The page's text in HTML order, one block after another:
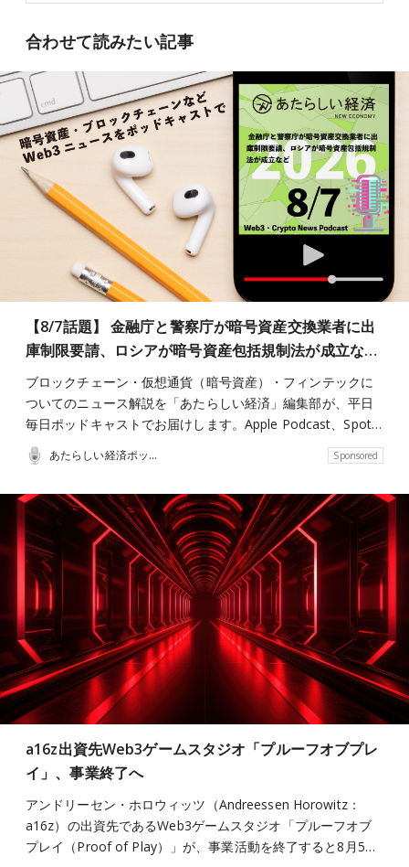
合わせて読みたい記事
【8/7話題】 金融庁と警察庁が暗号資産交換業者に出
庫制限要請、ロシアが暗号資産包括規制法が成立な…
ブロックチェーン・仮想通貨（暗号資産）・フィンテックに
ついてのニュース解説を「あたらしい経済」編集部が、平日
毎日ポッドキャストでお届けします。Apple Podcast、Spot…
あたらしい経済ポッドキャスト Sponsored
a16z出資先Web3ゲームスタジオ「プルーフオブプレ
イ」、事業終了へ
アンドリーセン・ホロウィッツ（Andreessen Horowitz：
a16z）の出資先であるWeb3ゲームスタジオ「プルーフオブ
プレイ（Proof of Play）」が、事業活動を終了すると8月5…